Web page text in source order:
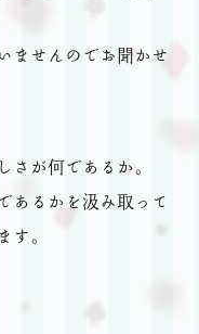
ませんのでお聞かせ
が何であるか。
あるかを汲み取って
。